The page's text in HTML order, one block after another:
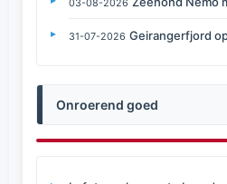
03-08-2026
31-07-2026 Geirangerfjord
Onroerend goed